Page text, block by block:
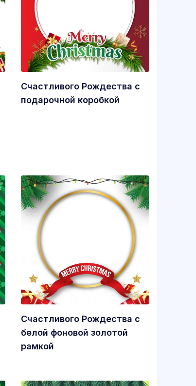
Счастливого Рождества с
подарочной коробкой
Счастливого Рождества с
белой фоновой золотой
рамкой